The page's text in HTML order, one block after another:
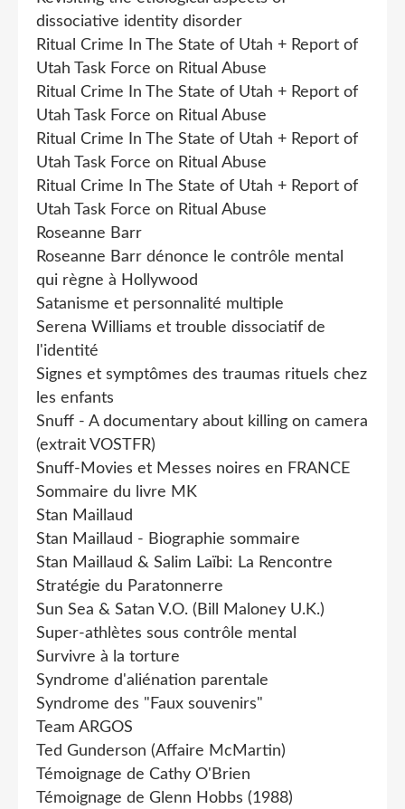
dissociative identity disorder
Ritual Crime In The State of Utah + Report of
Utah Task Force on Ritual Abuse
Ritual Crime In The State of Utah + Report of
Utah Task Force on Ritual Abuse
Ritual Crime In The State of Utah + Report of
Utah Task Force on Ritual Abuse
Ritual Crime In The State of Utah + Report of
Utah Task Force on Ritual Abuse
Roseanne Barr
Roseanne Barr dénonce le contrôle mental
qui règne à Hollywood
Satanisme et personnalité multiple
Serena Williams et trouble dissociatif de
l'identité
Signes et symptômes des traumas rituels chez
les enfants
Snuff - A documentary about killing on camera
(extrait VOSTFR)
Snuff-Movies et Messes noires en FRANCE
Sommaire du livre MK
Stan Maillaud
Stan Maillaud - Biographie sommaire
Stan Maillaud & Salim Laïbi: La Rencontre
Stratégie du Paratonnerre
Sun Sea & Satan V.O. (Bill Maloney U.K.)
Super-athlètes sous contrôle mental
Survivre à la torture
Syndrome d'aliénation parentale
Syndrome des "Faux souvenirs"
Team ARGOS
Ted Gunderson (Affaire McMartin)
Témoignage de Cathy O'Brien
Témoignage de Glenn Hobbs (1988)